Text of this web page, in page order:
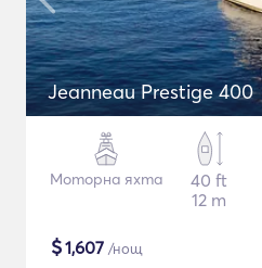
Jeanneau Prestige 400
Моторна яхта
40 ft
12 m
$1,607 /нощ